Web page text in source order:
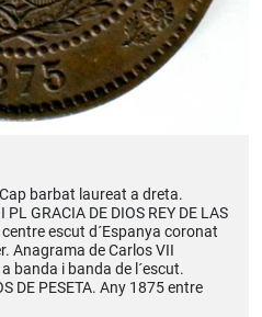
barbat laureat a dreta.
GRACIA DE DIOS REY DE LAS
centre escut d´Espanya coronat
Anagrama de Carlos VII
banda i banda de l´escut.
DE PESETA. Any 1875 entre